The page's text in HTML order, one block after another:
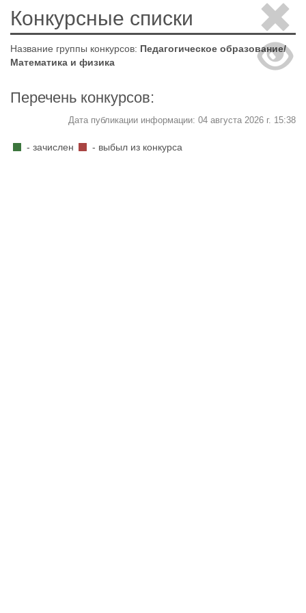
Конкурсные списки
Название группы конкурсов: Педагогическое образование/
Математика и физика
Перечень конкурсов:
Дата публикации информации: 04 августа 2026 г. 15:38
- зачислен - выбыл из конкурса